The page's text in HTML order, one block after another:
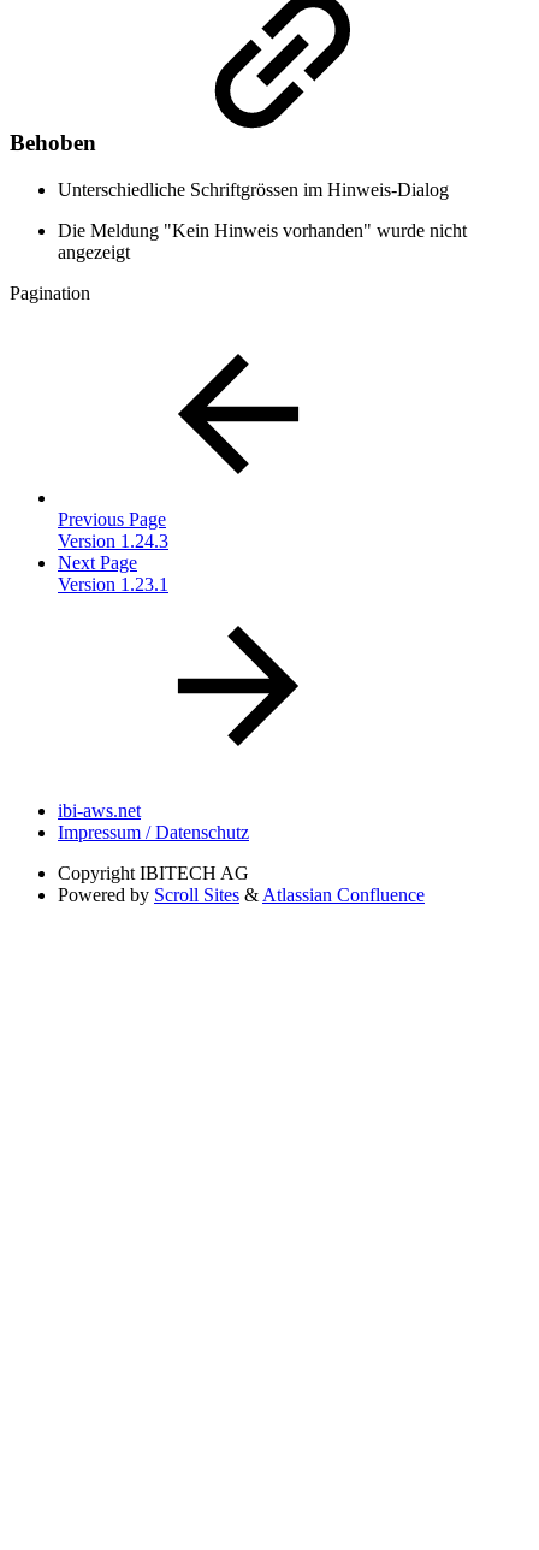
Behoben
Unterschiedliche Schriftgrössen im Hinweis-Dialog
Die Meldung "Kein Hinweis vorhanden" wurde nicht
angezeigt
Pagination
Previous Page
Version 1.24.3
Next Page
Version 1.23.1
ibi-aws.net
Impressum / Datenschutz
Copyright IBITECH AG
Powered by Scroll Sites & Atlassian Confluence